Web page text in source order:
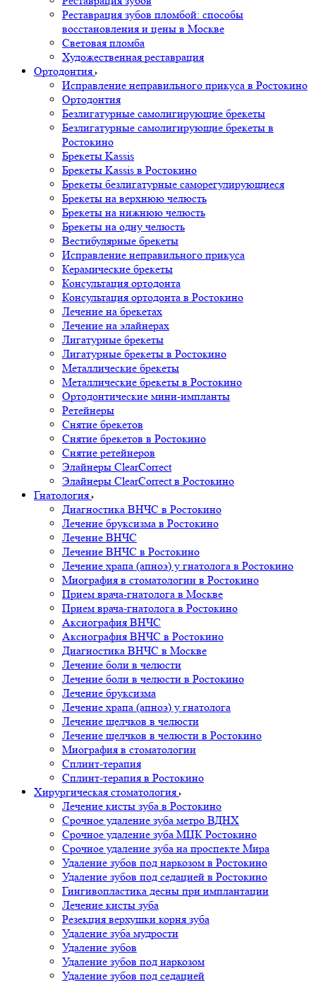
Реставрация зубов пломбой: способы
восстановления и цены в Москве
Световая пломба
Художественная реставрация
Ортодонтия
Исправление неправильного прикуса в Ростокино
Ортодонтия
Безлигатурные самолигирующие брекеты
Безлигатурные самолигирующие брекеты в
Ростокино
Брекеты Kassis
Брекеты Kassis в Ростокино
Брекеты безлигатурные саморегулирующиеся
Брекеты на верхнюю челюсть
Брекеты на нижнюю челюсть
Брекеты на одну челюсть
Вестибулярные брекеты
Исправление неправильного прикуса
Керамические брекеты
Консультация ортодонта
Консультация ортодонта в Ростокино
Лечение на брекетах
Лечение на элайнерах
Лигатурные брекеты
Лигатурные брекеты в Ростокино
Металлические брекеты
Металлические брекеты в Ростокино
Ортодонтические мини-импланты
Ретейнеры
Снятие брекетов
Снятие брекетов в Ростокино
Снятие ретейнеров
Элайнеры ClearCorrect
Элайнеры ClearCorrect в Ростокино
Гнатология
Диагностика ВНЧС в Ростокино
Лечение бруксизма в Ростокино
Лечение ВНЧС
Лечение ВНЧС в Ростокино
Лечение храпа (апноэ) у гнатолога в Ростокино
Миография в стоматологии в Ростокино
Прием врача-гнатолога в Москве
Прием врача-гнатолога в Ростокино
Аксиография ВНЧС
Аксиография ВНЧС в Ростокино
Диагностика ВНЧС в Москве
Лечение боли в челюсти
Лечение боли в челюсти в Ростокино
Лечение бруксизма
Лечение храпа (апноэ) у гнатолога
Лечение щелчков в челюсти
Лечение щелчков в челюсти в Ростокино
Миография в стоматологии
Сплинт-терапия
Сплинт-терапия в Ростокино
Хирургическая стоматология
Лечение кисты зуба в Ростокино
Срочное удаление зуба метро ВДНХ
Срочное удаление зуба МЦК Ростокино
Срочное удаление зуба на проспекте Мира
Удаление зубов под наркозом в Ростокино
Удаление зубов под седацией в Ростокино
Гингивопластика десны при имплантации
Лечение кисты зуба
Резекция верхушки корня зуба
Удаление зуба мудрости
Удаление зубов
Удаление зубов под наркозом
Удаление зубов под седацией